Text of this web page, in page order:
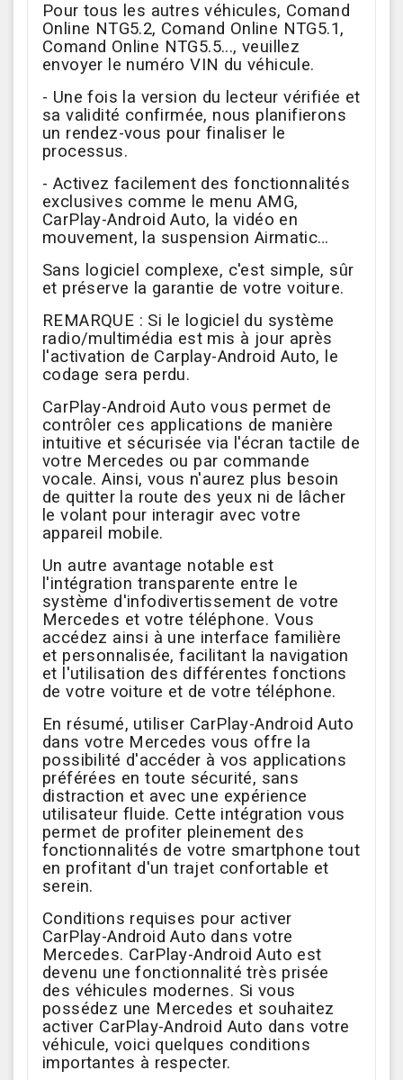
Pour tous les autres véhicules, Comand
Online NTG5.2, Comand Online NTG5.1,
Comand Online NTG5.5..., veuillez
envoyer le numéro VIN du véhicule.
- Une fois la version du lecteur vérifiée et
sa validité confirmée, nous planifierons
un rendez-vous pour finaliser le
processus.
- Activez facilement des fonctionnalités
exclusives comme le menu AMG,
CarPlay-Android Auto, la vidéo en
mouvement, la suspension Airmatic…
Sans logiciel complexe, c'est simple, sûr
et préserve la garantie de votre voiture.
REMARQUE : Si le logiciel du système
radio/multimédia est mis à jour après
l'activation de Carplay-Android Auto, le
codage sera perdu.
CarPlay-Android Auto vous permet de
contrôler ces applications de manière
intuitive et sécurisée via l'écran tactile de
votre Mercedes ou par commande
vocale. Ainsi, vous n'aurez plus besoin
de quitter la route des yeux ni de lâcher
le volant pour interagir avec votre
appareil mobile.
Un autre avantage notable est
l'intégration transparente entre le
système d'infodivertissement de votre
Mercedes et votre téléphone. Vous
accédez ainsi à une interface familière
et personnalisée, facilitant la navigation
et l'utilisation des différentes fonctions
de votre voiture et de votre téléphone.
En résumé, utiliser CarPlay-Android Auto
dans votre Mercedes vous offre la
possibilité d'accéder à vos applications
préférées en toute sécurité, sans
distraction et avec une expérience
utilisateur fluide. Cette intégration vous
permet de profiter pleinement des
fonctionnalités de votre smartphone tout
en profitant d'un trajet confortable et
serein.
Conditions requises pour activer
CarPlay-Android Auto dans votre
Mercedes. CarPlay-Android Auto est
devenu une fonctionnalité très prisée
des véhicules modernes. Si vous
possédez une Mercedes et souhaitez
activer CarPlay-Android Auto dans votre
véhicule, voici quelques conditions
importantes à respecter.